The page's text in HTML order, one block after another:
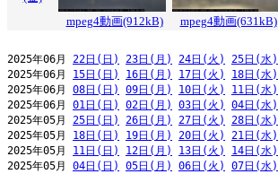
mpeg4動画(912kB)
mpeg4動画(631kB)
2025年06月 22日(日) 23日(月) 24日(火) 25日(水)
2025年06月 15日(日) 16日(月) 17日(火) 18日(水)
2025年06月 08日(日) 09日(月) 10日(火) 11日(水)
2025年06月 01日(日) 02日(月) 03日(火) 04日(水)
2025年05月 25日(日) 26日(月) 27日(火) 28日(水)
2025年05月 18日(日) 19日(月) 20日(火) 21日(水)
2025年05月 11日(日) 12日(月) 13日(火) 14日(水)
2025年05月 04日(日) 05日(月) 06日(火) 07日(水)